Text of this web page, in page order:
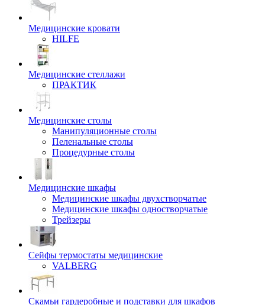
Медицинские кровати
HILFE
Медицинские стеллажи
ПРАКТИК
Медицинские столы
Манипуляционные столы
Пеленальные столы
Процедурные столы
Медицинские шкафы
Медицинские шкафы двухстворчатые
Медицинские шкафы одностворчатые
Трейзеры
Сейфы термостаты медицинские
VALBERG
Скамьи гардеробные и подставки для шкафов